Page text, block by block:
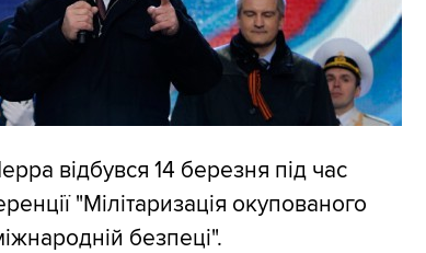
відбувся 14 березня під час
"Мілітаризація окупованого
безпеці".